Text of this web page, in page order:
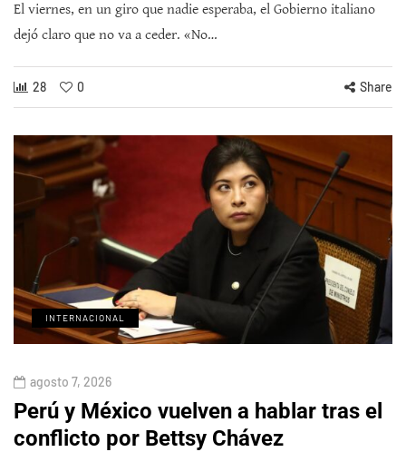
El viernes, en un giro que nadie esperaba, el Gobierno italiano
dejó claro que no va a ceder. «No…
28 0 Share
INTERNACIONAL
agosto 7, 2026
Perú y México vuelven a hablar tras el
conflicto por Bettsy Chávez